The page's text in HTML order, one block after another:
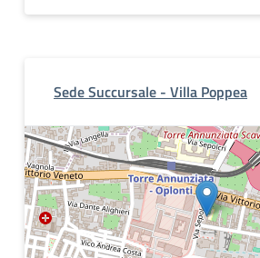
Sede Succursale - Villa Poppea